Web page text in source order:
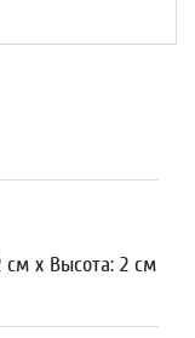
см x Высота: 2 см